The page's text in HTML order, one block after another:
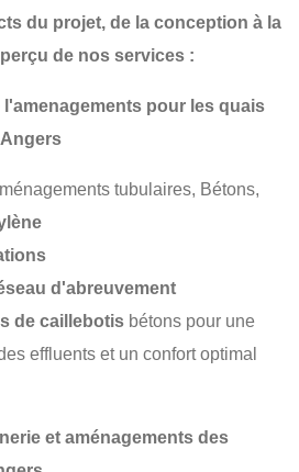
du projet, de la conception à la
de nos services :
l'amenagements pour les quais
tubulaires, Bétons,
d'abreuvement
de caillebotis bétons pour une
effluents et un confort optimal
et aménagements des